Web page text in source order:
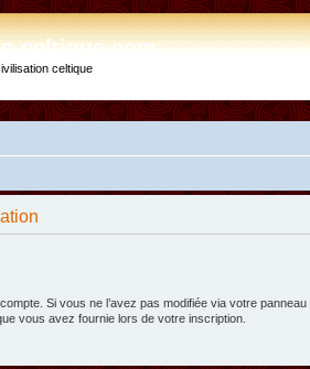
celtique.com
celtique
Si vous ne l’avez pas modifiée via votre panneau
vous avez fournie lors de votre inscription.